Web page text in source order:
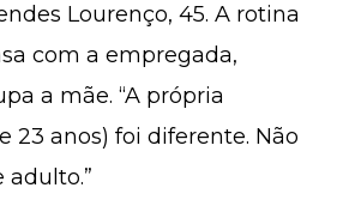
Lourenço, 45. A rotina
com a empregada,
a mãe. “A própria
23 anos) foi diferente. Não